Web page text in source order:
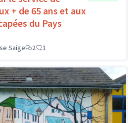
+ de 65 ans et aux
du Pays
Saige 2 1